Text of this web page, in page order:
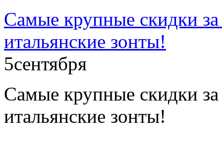
Самые крупные скидки
итальянские зонты!
5сентября
Самые крупные скидки
итальянские зонты!